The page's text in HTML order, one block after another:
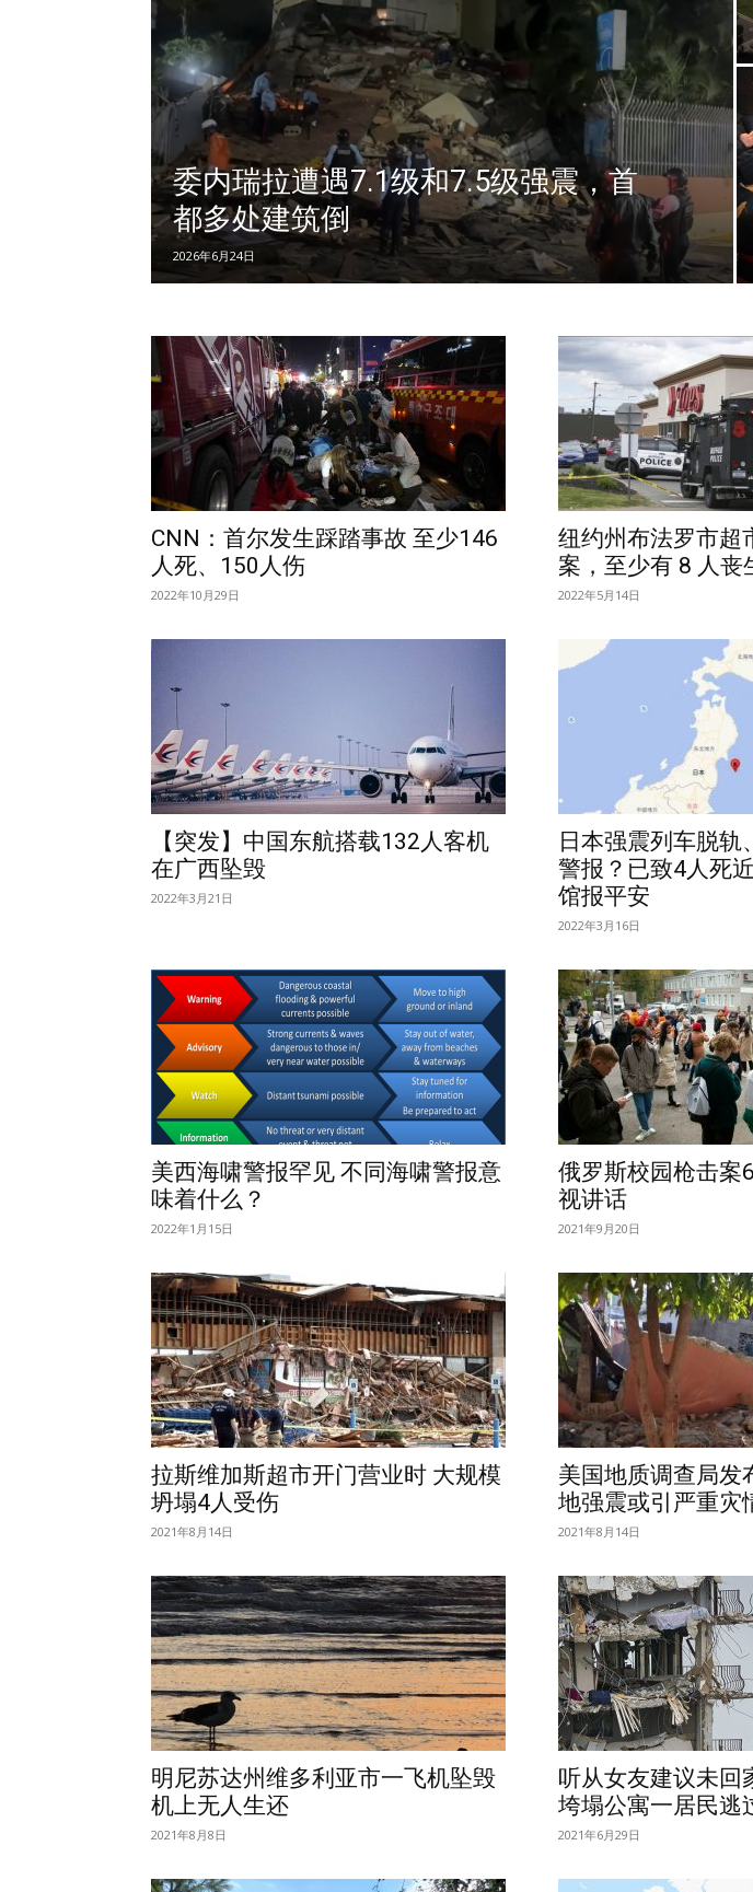
委内瑞拉遭遇7.1级和7.5级强震，首
都多处建筑倒
2026年6月24日
CNN：首尔发生踩踏事故 至少146
人死、150人伤
2022年10月29日
纽约州布法罗市超
案，至少有 8 人丧
2022年5月14日
【突发】中国东航搭载132人客机
在广西坠毁
2022年3月21日
日本强震列车脱轨
警报？已致4人死
馆报平安
2022年3月16日
美西海啸警报罕见 不同海啸警报意
味着什么？
2022年1月15日
俄罗斯校园枪击案
视讲话
2021年9月20日
拉斯维加斯超市开门营业时 大规模
坍塌4人受伤
2021年8月14日
美国地质调查局发
地强震或引严重灾
2021年8月14日
明尼苏达州维多利亚市一飞机坠毁
机上无人生还
2021年8月8日
听从女友建议未回
垮塌公寓一居民逃
2021年6月29日